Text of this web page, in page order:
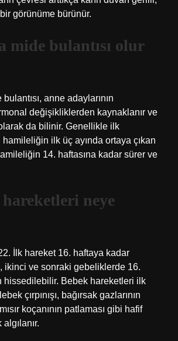
görünüme bürünür.
mide bulantısı olur
anne adaylarının
değişikliklerden kaynaklanır ve
da bilinir. Genellikle ilk
ilk üç ayında ortaya çıkan
14. haftasına kadar sürer ve
neye
İlk hareket 16. haftaya kadar
ikinci ve sonraki gebeliklerde 16.
hissedilebilir. Bebek hareketleri ilk
çırpınışı, bağırsak gazlarının
koçanının patlaması gibi hafif